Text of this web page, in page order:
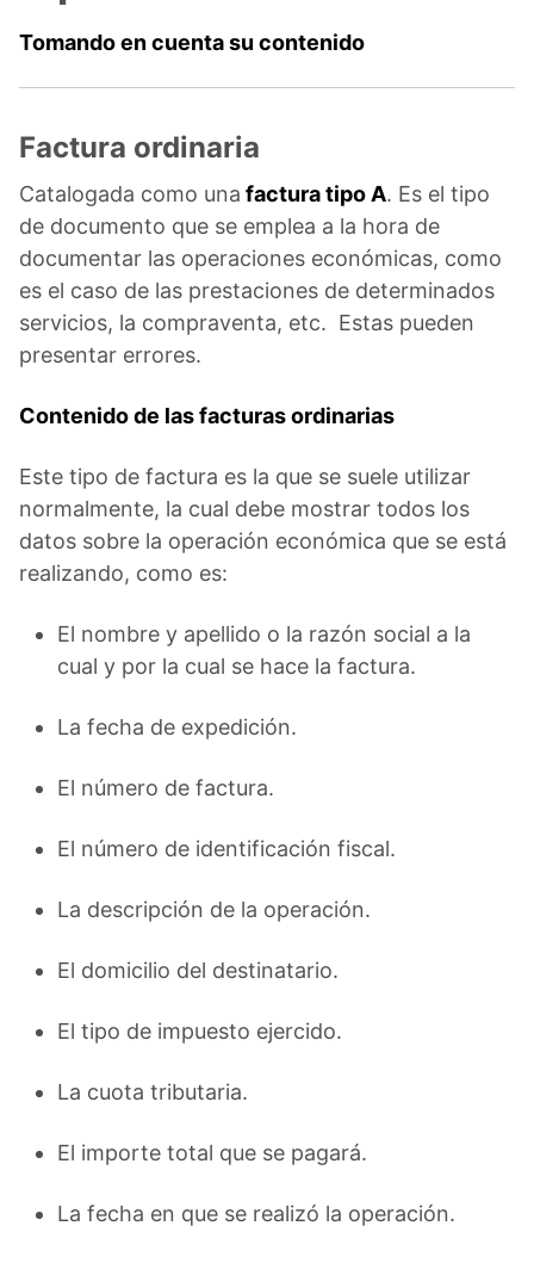
Tomando en cuenta su contenido
Factura ordinaria
Catalogada como una factura tipo A. Es el tipo
de documento que se emplea a la hora de
documentar las operaciones económicas, como
es el caso de las prestaciones de determinados
servicios, la compraventa, etc. Estas pueden
presentar errores.
Contenido de las facturas ordinarias
Este tipo de factura es la que se suele utilizar
normalmente, la cual debe mostrar todos los
datos sobre la operación económica que se está
realizando, como es:
El nombre y apellido o la razón social a la
cual y por la cual se hace la factura.
La fecha de expedición.
El número de factura.
El número de identificación fiscal.
La descripción de la operación.
El domicilio del destinatario.
El tipo de impuesto ejercido.
La cuota tributaria.
El importe total que se pagará.
La fecha en que se realizó la operación.